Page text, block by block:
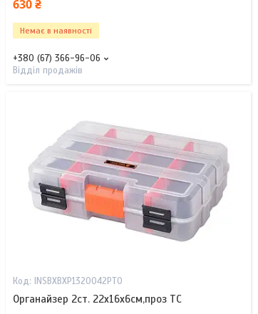
630 ₴
Немає в наявності
+380 (67) 366-96-06
Відділ продажів
INSBXBXP1320042PT0
Органайзер 2ст. 22х16х6см,проз TC